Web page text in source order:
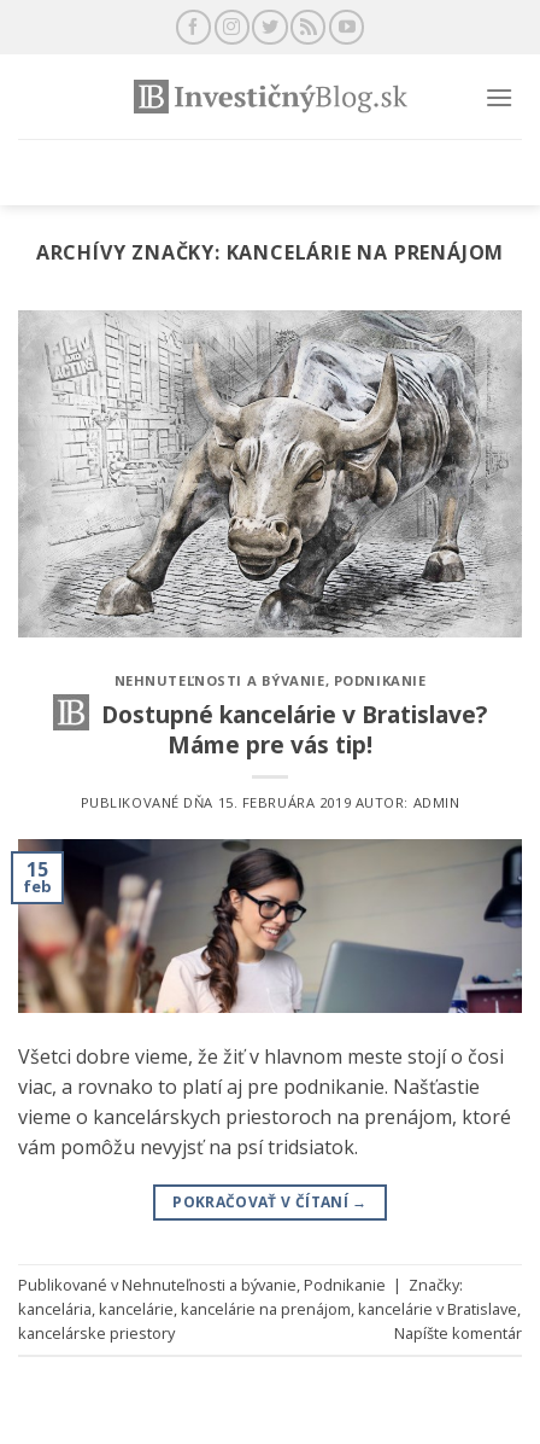
ARCHÍVY ZNAČKY: KANCELÁRIE NA PRENÁJOM
NEHNUTEĽNOSTI A BÝVANIE, PODNIKANIE
Dostupné kancelárie v Bratislave?
Máme pre vás tip!
PUBLIKOVANÉ DŇA 15. FEBRUÁRA 2019 AUTOR: ADMIN
15
feb
Všetci dobre vieme, že žiť v hlavnom meste stojí o čosi
viac, a rovnako to platí aj pre podnikanie. Našťastie
vieme o kancelárskych priestoroch na prenájom, ktoré
vám pomôžu nevyjsť na psí tridsiatok.
POKRAČOVAŤ V ČÍTANÍ →
Publikované vNehnuteľnosti a bývanie,Podnikanie | Značky:
kancelária,kancelárie,kancelárie na prenájom,kancelárie v Bratislave,
kancelárske priestory
Napíšte komentár